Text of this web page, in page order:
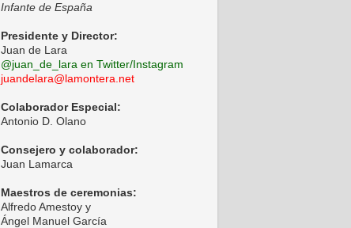
Infante de España
Presidente y Director:
Juan de Lara
@juan_de_lara en Twitter/Instagram
juandelara@lamontera.net
Colaborador Especial:
Antonio D. Olano
Consejero y colaborador:
Juan Lamarca
Maestros de ceremonias:
Alfredo Amestoy y
Ángel Manuel García